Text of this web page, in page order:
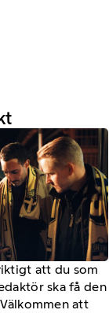
att du som
ska få den
att